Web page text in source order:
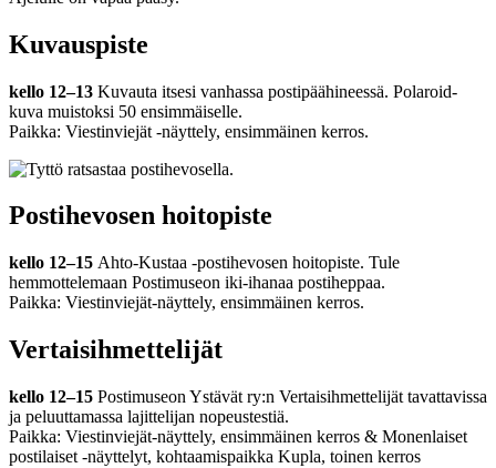
Kuvauspiste
kello 12–13 Kuvauta itsesi vanhassa postipäähineessä. Polaroid-
kuva muistoksi 50 ensimmäiselle.
Paikka: Viestinviejät -näyttely, ensimmäinen kerros.
Postihevosen hoitopiste
kello 12–15 Ahto-Kustaa -postihevosen hoitopiste. Tule
hemmottelemaan Postimuseon iki-ihanaa postiheppaa.
Paikka: Viestinviejät-näyttely, ensimmäinen kerros.
Vertaisihmettelijät
kello 12–15 Postimuseon Ystävät ry:n Vertaisihmettelijät tavattavissa
ja peluuttamassa lajittelijan nopeustestiä.
Paikka: Viestinviejät-näyttely, ensimmäinen kerros & Monenlaiset
postilaiset -näyttelyt, kohtaamispaikka Kupla, toinen kerros